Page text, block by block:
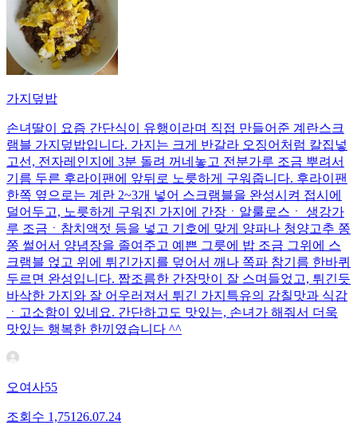
가지덮밥
손녀딸이 요즘 간단식이 유행이라며 직접 만들어준 계란스크
램블 가지덮밥입니다. 가지는 크게 반갈라 오징어처럼 칼집넣
고선, 전자레인지에 3분 돌려 꺼네놓고 전분가루 조금 뿌려서
기름 두른 후라이팬에 앞뒤로 노릇하게 구워줍니다. 후라이팬
한쪽 옆으로는 계란 2~3개 넣어 스크램블을 완성시켜 접시에
덜어두고, 노릇하게 구워진 가지에 간장ㆍ알룰로스ㆍ 생강가
루 조금ㆍ참치액젓 등을 넣고 기호에 맞게 양파나 청양고추 쫑
쫑 썰어서 양념장을 졸여주고 예쁜 그릇에 밥 조금 그위에 스
크램블 얹고 위에 튀긴가지를 덮어서 깨나 쪽파 참기름 한바퀴
두르면 완성입니다. 짭조름한 간장맛이 잘 스며들었고, 튀긴듯
바삭한 가지와 잘 어우러져서 튀긴 가지특유의 감칠맛과 식감
ㆍ고소함이 있네요. 간단하고도 맛있는, 손녀가 해줘서 더욱
맛있는 행복한 한끼였습니다 ^^
오여사55
조회수 1,751 26.07.24